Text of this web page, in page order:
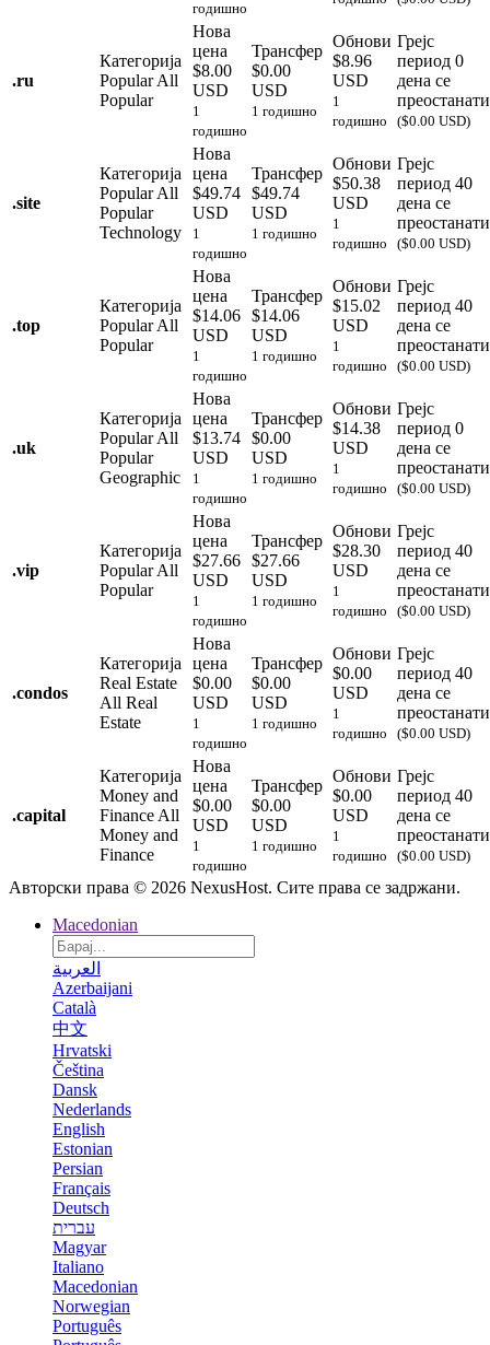
годишно
.ru
Категорија
PopularAll
Popular
Нова
цена
$8.00
USD
1
годишно
Трансфер
$0.00
USD
1 годишно
Обнови
$8.96
USD
1
годишно
Грејс
период 0
дена се
преостанати
($0.00 USD)
.site
Категорија
PopularAll
Popular
Technology
Нова
цена
$49.74
USD
1
годишно
Трансфер
$49.74
USD
1 годишно
Обнови
$50.38
USD
1
годишно
Грејс
период 40
дена се
преостанати
($0.00 USD)
.top
Категорија
PopularAll
Popular
Нова
цена
$14.06
USD
1
годишно
Трансфер
$14.06
USD
1 годишно
Обнови
$15.02
USD
1
годишно
Грејс
период 40
дена се
преостанати
($0.00 USD)
.uk
Категорија
PopularAll
Popular
Geographic
Нова
цена
$13.74
USD
1
годишно
Трансфер
$0.00
USD
1 годишно
Обнови
$14.38
USD
1
годишно
Грејс
период 0
дена се
преостанати
($0.00 USD)
.vip
Категорија
PopularAll
Popular
Нова
цена
$27.66
USD
1
годишно
Трансфер
$27.66
USD
1 годишно
Обнови
$28.30
USD
1
годишно
Грејс
период 40
дена се
преостанати
($0.00 USD)
.condos
Категорија
Real Estate
All Real
Estate
Нова
цена
$0.00
USD
1
годишно
Трансфер
$0.00
USD
1 годишно
Обнови
$0.00
USD
1
годишно
Грејс
период 40
дена се
преостанати
($0.00 USD)
.capital
Категорија
Money and
Finance All
Money and
Finance
Нова
цена
$0.00
USD
1
годишно
Трансфер
$0.00
USD
1 годишно
Обнови
$0.00
USD
1
годишно
Грејс
период 40
дена се
преостанати
($0.00 USD)
Авторски права © 2026 NexusHost. Сите права се задржани.
Macedonian
العربية
Azerbaijani
Català
中文
Hrvatski
Čeština
Dansk
Nederlands
English
Estonian
Persian
Français
Deutsch
עברית
Magyar
Italiano
Macedonian
Norwegian
Português